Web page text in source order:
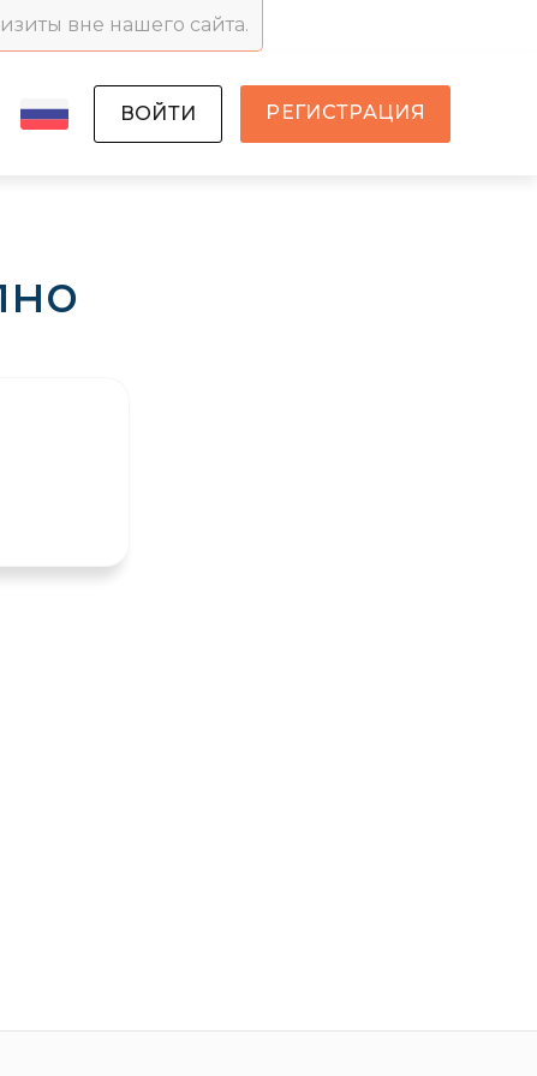
вне нашего сайта.
ВОЙТИ РЕГИСТРАЦИЯ